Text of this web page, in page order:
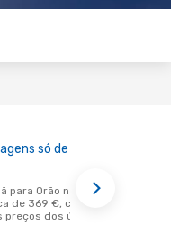
só de ida
de 369 €, com
dos últimos